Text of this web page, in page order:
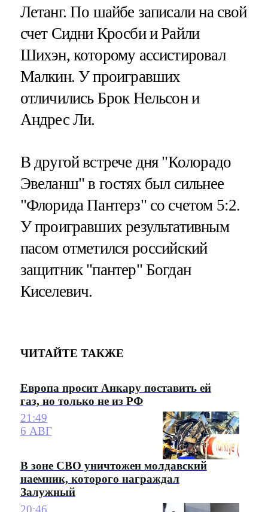
Летанг. По шайбе записали на свой
счет Сидни Кросби и Райли
Шихэн, которому ассистировал
Малкин. У проигравших
отличились Брок Нельсон и
Андрес Ли.
В другой встрече дня "Колорадо
Эвеланш" в гостях был сильнее
"Флорида Пантерз" со счетом 5:2.
У проигравших результативным
пасом отметился российский
защитник "пантер" Богдан
Киселевич.
ЧИТАЙТЕ ТАКЖЕ
Европа просит Анкару поставить ей
газ, но только не из РФ
21:49
6 АВГ
В зоне СВО уничтожен молдавский
наемник, которого награждал
Залужный
20:46